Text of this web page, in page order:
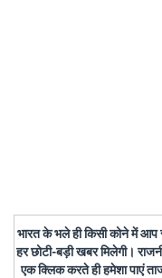
भारत के भले ही किसी कोने में आप
हर छोटी-बड़ी खबर मिलेगी।
एक क्लिक करते ही हमेशा पाएं